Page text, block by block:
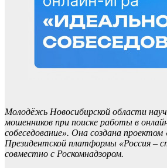
Молодёжь Новосибирской области
мошенников при поиске работы в
собеседование». Она создана
Президентской платформы «Россия –
совместно с Роскомнадзором.